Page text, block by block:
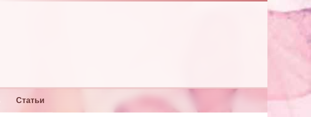
Статьи